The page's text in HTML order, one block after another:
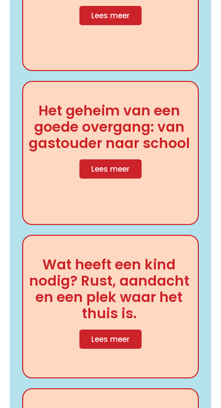
Lees meer
Het geheim van een
goede overgang: van
gastouder naar school
Lees meer
Wat heeft een kind
nodig? Rust, aandacht
en een plek waar het
thuis is.
Lees meer